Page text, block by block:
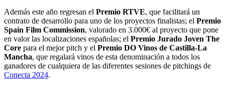
Además este año regresan el Premio RTVE, que facilitará un
contrato de desarrollo para uno de los proyectos finalistas; el Premio
Spain Film Commission, valorado en 3.000€ al proyecto que pone
en valor las localizaciones españolas; el Premio Jurado Joven The
Core para el mejor pitch y el Premio DO Vinos de Castilla-La
Mancha, que regalará vinos de esta denominación a todos los
ganadores de cualquiera de las diferentes sesiones de pitchings de
Conecta 2024.